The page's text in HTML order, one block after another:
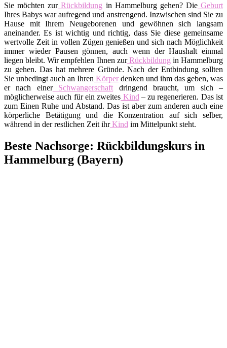
Sie möchten zurRückbildung in Hammelburg gehen? DieGeburt
Ihres Babys war aufregend und anstrengend. Inzwischen sind Sie zu
Hause mit Ihrem Neugeborenen und gewöhnen sich langsam
aneinander. Es ist wichtig und richtig, dass Sie diese gemeinsame
wertvolle Zeit in vollen Zügen genießen und sich nach Möglichkeit
immer wieder Pausen gönnen, auch wenn der Haushalt einmal
liegen bleibt. Wir empfehlen Ihnen zurRückbildung in Hammelburg
zu gehen. Das hat mehrere Gründe. Nach der Entbindung sollten
Sie unbedingt auch an Ihren Körperdenken und ihm das geben, was
er nach einerSchwangerschaft dringend braucht, um sich –
möglicherweise auch für ein zweites Kind – zu regenerieren. Das ist
zum Einen Ruhe und Abstand. Das ist aber zum anderen auch eine
körperliche Betätigung und die Konzentration auf sich selber,
während in der restlichen Zeit ihrKind im Mittelpunkt steht.
Beste Nachsorge: Rückbildungskurs in
Hammelburg (Bayern)